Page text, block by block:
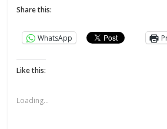
Share this:
WhatsApp
Like this:
Loading...